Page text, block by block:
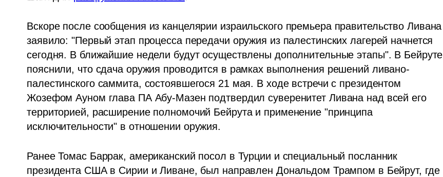
Вскоре после сообщения из канцелярии израильского премьера правительство Ливана
заявило: "Первый этап процесса передачи оружия из палестинских лагерей начнется
сегодня. В ближайшие недели будут осуществлены дополнительные этапы". В Бейруте
пояснили, что сдача оружия проводится в рамках выполнения решений ливано-
палестинского саммита, состоявшегося 21 мая. В ходе встречи с президентом
Жозефом Ауном глава ПА Абу-Мазен подтвердил суверенитет Ливана над всей его
территорией, расширение полномочий Бейрута и применение "принципа
исключительности" в отношении оружия.
Ранее Томас Баррак, американский посол в Турции и специальный посланник
президента США в Сирии и Ливане, был направлен Дональдом Трампом в Бейрут, где